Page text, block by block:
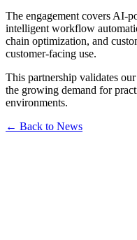
The engagement covers AI-
intelligent workflow
chain optimization, and
customer-facing use.
This partnership validates
the growing demand for
environments.
← Back to News